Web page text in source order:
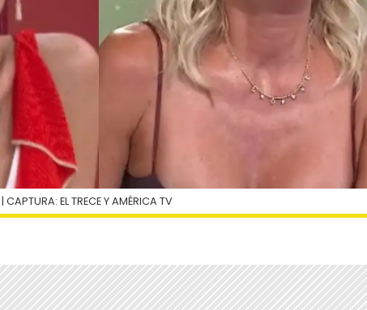
| CAPTURA: EL TRECE Y AMÉRICA TV